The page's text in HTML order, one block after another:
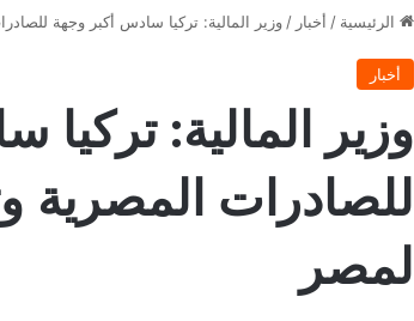
الرئيسية / أخبار / وزير المالية: تركيا سادس أكبر وجهة
أخبار
وزير المالية:
للصادرات المصرية
لمصر